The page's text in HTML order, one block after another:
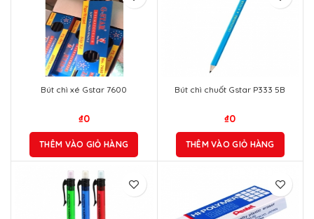
Bút chì xé Gstar 7600
₫0
THÊM VÀO GIỎ HÀNG
Bút chì chuốt Gstar P333 5B
₫0
THÊM VÀO GIỎ HÀNG